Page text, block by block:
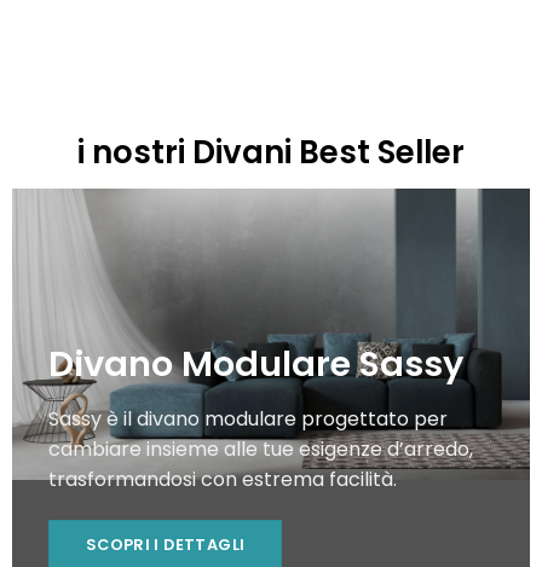
i nostri Divani Best Seller
Divano Modulare Sassy
Sassy è il divano modulare progettato per
cambiare insieme alle tue esigenze d’arredo,
trasformandosi con estrema facilità.
SCOPRI I DETTAGLI